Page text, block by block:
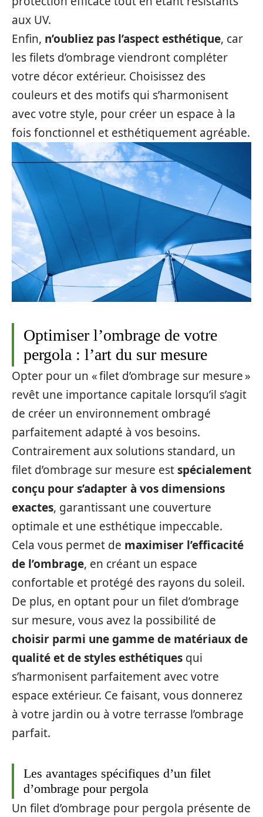
aux UV.
Enfin, n’oubliez pas l’aspect esthétique, car
les filets d’ombrage viendront compléter
votre décor extérieur. Choisissez des
couleurs et des motifs qui s’harmonisent
avec votre style, pour créer un espace à la
fois fonctionnel et esthétiquement agréable.
Optimiser l’ombrage de votre
pergola : l’art du sur mesure
Opter pour un « filet d’ombrage sur mesure »
revêt une importance capitale lorsqu’il s’agit
de créer un environnement ombragé
parfaitement adapté à vos besoins.
Contrairement aux solutions standard, un
filet d’ombrage sur mesure estspécialement
conçu pour s’adapter à vos dimensions
exactes, garantissant une couverture
optimale et une esthétique impeccable.
Cela vous permet de maximiser l’efficacité
de l’ombrage, en créant un espace
confortable et protégé des rayons du soleil.
De plus, en optant pour un filet d’ombrage
sur mesure, vous avez la possibilité de
choisir parmi une gamme de matériaux de
qualité et de styles esthétiques qui
s’harmonisent parfaitement avec votre
espace extérieur. Ce faisant, vous donnerez
à votre jardin ou à votre terrasse l’ombrage
parfait.
Les avantages spécifiques d’un filet
d’ombrage pour pergola
Un filet d’ombrage pour pergola présente de